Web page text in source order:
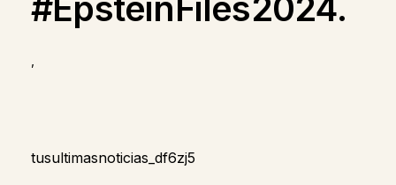
#EpsteinFiles2024.
,
tusultimasnoticias_df6zj5